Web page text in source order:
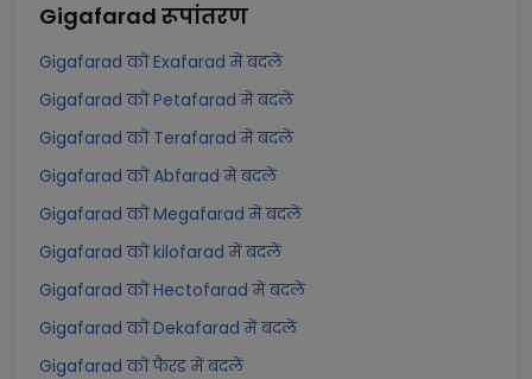
Gigafarad रूपांतरण
Gigafarad को Exafarad में बदलें
Gigafarad को Petafarad में बदलें
Gigafarad को Terafarad में बदलें
Gigafarad को Abfarad में बदलें
Gigafarad को Megafarad में बदलें
Gigafarad को kilofarad में बदलें
Gigafarad को Hectofarad में बदलें
Gigafarad को Dekafarad में बदलें
Gigafarad को फैरड में बदलें